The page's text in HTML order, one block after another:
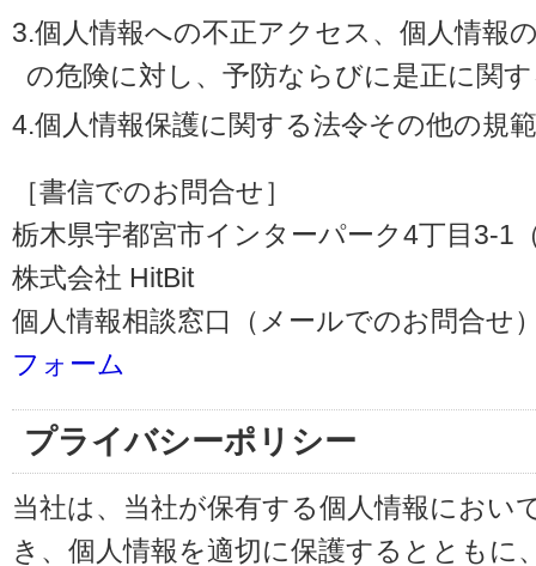
3.個人情報への不正アクセス、個人情報
の危険に対し、予防ならびに是正に関
4.個人情報保護に関する法令その他の規
［書信でのお問合せ］
栃木県宇都宮市インターパーク4丁目3-1
株式会社 HitBit
個人情報相談窓口（メールでのお問合せ
フォーム
プライバシーポリシー
当社は、当社が保有する個人情報におい
き、個人情報を適切に保護するとともに